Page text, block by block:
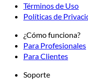
Términos de Uso
Políticas de
¿Cómo funciona?
Para Profesionales
Para Clientes
Soporte